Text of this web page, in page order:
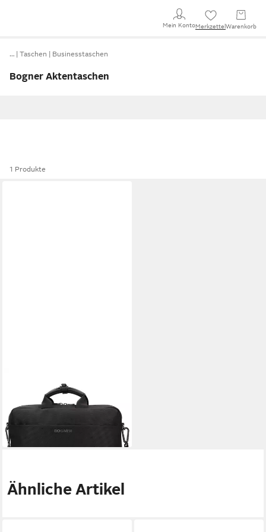
Mein KontoMerkzettel Warenkorb
… Taschen Businesstaschen
Bogner Aktentaschen
1 Produkte
Aktentasche Keystone, Nylon
276,75 €
UVP325,00 €
-15%
lieferbar - in 2-3 Werktagen bei dir
Ähnliche Artikel